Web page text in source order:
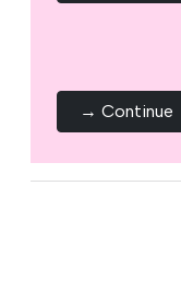
Continue →